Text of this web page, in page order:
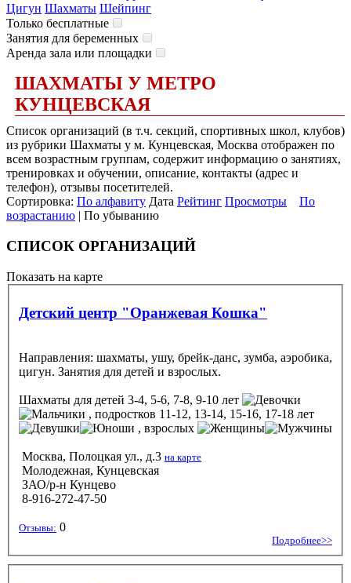
Цигун Шахматы Шейпинг
Только бесплатные
Занятия для беременных
Аренда зала или площадки
ШАХМАТЫ У МЕТРО
КУНЦЕВСКАЯ
Список организаций (в т.ч. секций, спортивных школ, клубов)
из рубрики Шахматы у м. Кунцевская, Москва отображен по
всем возрастным группам, содержит информацию о занятиях,
тренировках и обучении, описание, контакты (адрес и
телефон), отзывы посетителей.
Сортировка: По алфавиту Дата Рейтинг Просмотры
По
возрастанию | По убыванию
СПИСОК ОРГАНИЗАЦИЙ
Показать на карте
Детский центр "Оранжевая Кошка"
Направления: шахматы, ушу, брейк-данс, зумба, аэробика,
цигун. Занятия для детей и взрослых.
Шахматы для детей 3-4, 5-6, 7-8, 9-10 лет
, подростков 11-12, 13-14, 15-16, 17-18 лет
, взрослых
Москва, Полоцкая ул., д.3 на карте
Молодежная, Кунцевская
ЗАО/р-н Кунцево
8-916-272-47-50
Отзывы: 0
Подробнее>>